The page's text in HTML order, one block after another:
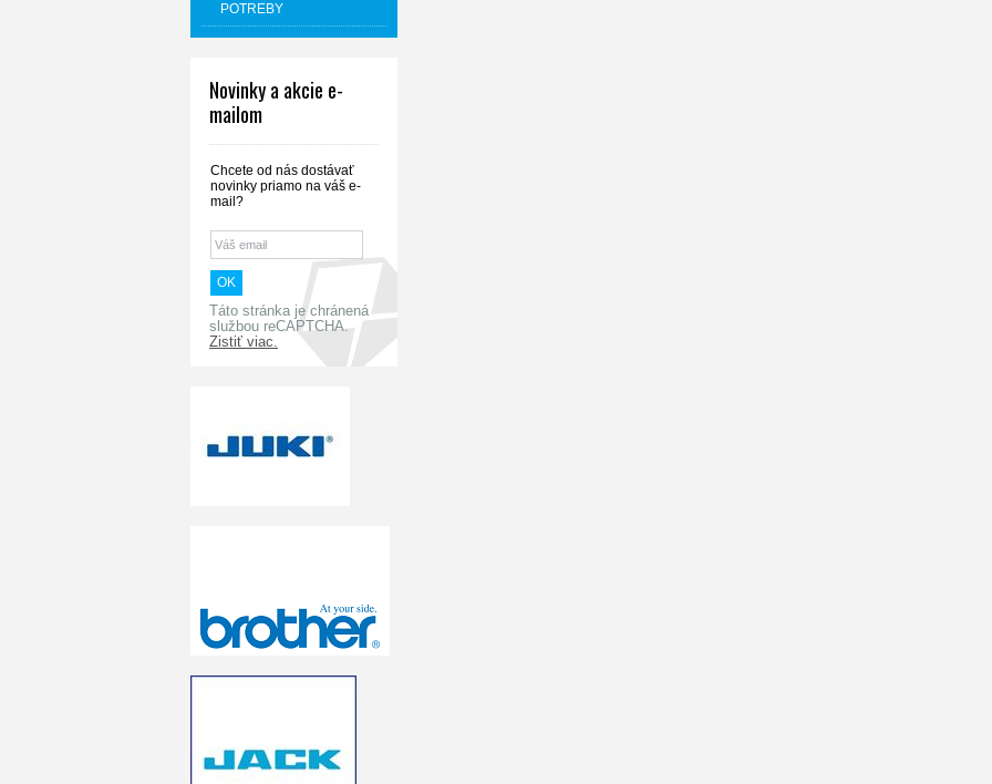
POTREBY
Novinky a akcie e-
mailom
Chcete od nás dostávať
novinky priamo na váš e-
mail?
Táto stránka je chránená
službou reCAPTCHA.
Zistiť viac.